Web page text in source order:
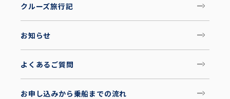
クルーズ旅行記
お知らせ
よくあるご質問
お申し込みから乗船までの流れ